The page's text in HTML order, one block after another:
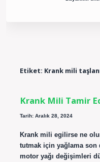
Etiket: Krank mili
Krank Mili Tamir
Tarih: Aralık 28, 2024
Krank mili egilirse ne
tutmak için yağlama son
motor yağı değişimleri